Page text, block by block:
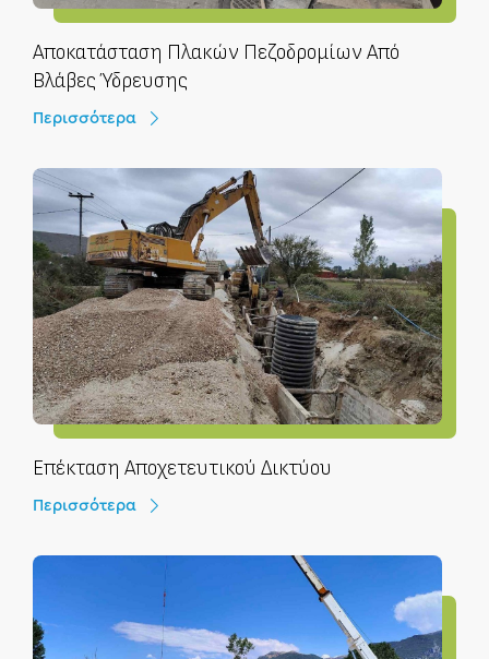
Αποκατάσταση Πλακών Πεζοδρομίων Από
Βλάβες Ύδρευσης
Περισσότερα
Επέκταση Αποχετευτικού Δικτύου
Περισσότερα